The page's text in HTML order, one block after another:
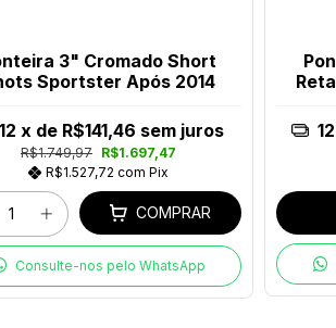
3" Cromado Short
Sportster Após 2014
R$1.749,97 R$1.697,47
R$1.527,72 com Pix
12 x de R$141,46 sem juros
COMPRAR
Consulte-nos pelo WhatsApp
12